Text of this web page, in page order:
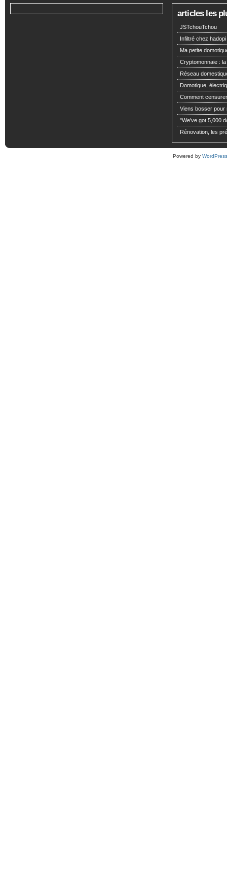
articles les
JSTchouTchou
Infiltré chez hadopi
Ma petite
Cryptomonnaie :
Réseau
Domotique,
Comment
Viens bosser pour
"We've got 5,000
Rénovation, les
Powered by WordPress